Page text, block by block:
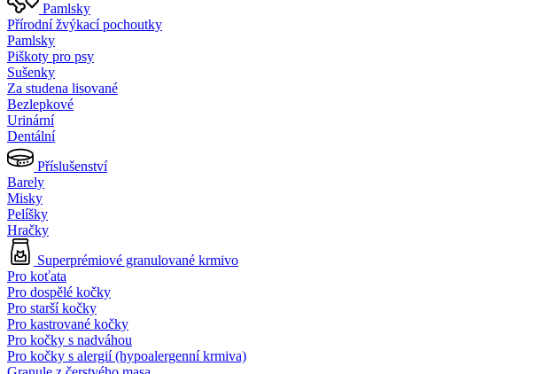
Pamlsky
Přírodní žvýkací pochoutky
Pamlsky
Piškoty pro psy
Sušenky
Za studena lisované
Bezlepkové
Urinární
Dentální
Příslušenství
Barely
Misky
Pelíšky
Hračky
Superprémiové granulované krmivo
Pro koťata
Pro dospělé kočky
Pro starší kočky
Pro kastrované kočky
Pro kočky s nadváhou
Pro kočky s alergií (hypoalergenní krmiva)